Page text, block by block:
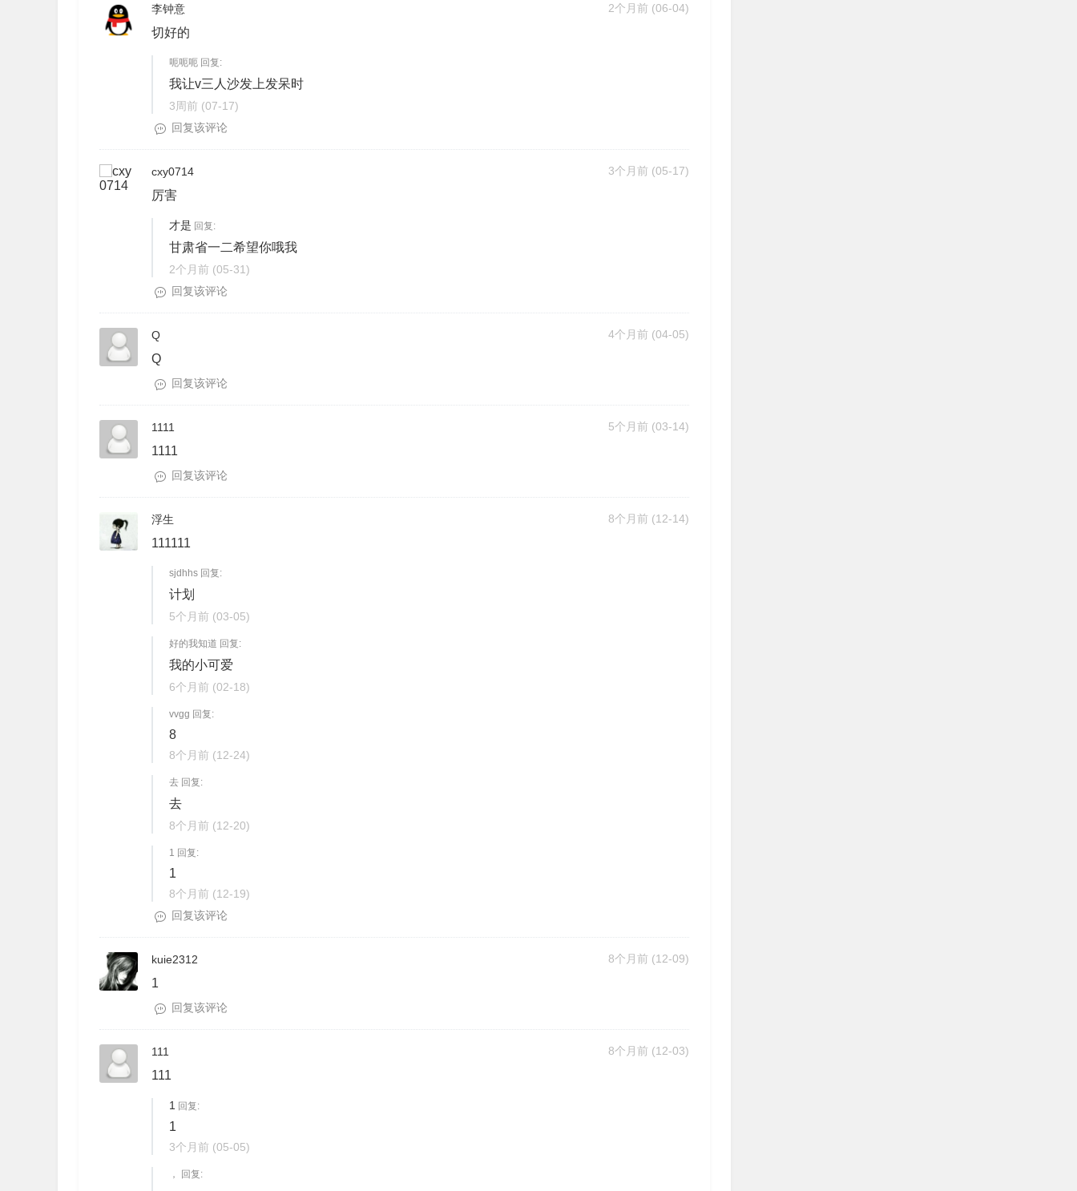
李钟意 2个月前 (06-04)
切好的
呃呃呃 回复:
我让v三人沙发上发呆时
3周前 (07-17)
回复该评论
cxy0714 3个月前 (05-17)
厉害
才是 回复:
甘肃省一二希望你哦我
2个月前 (05-31)
回复该评论
Q 4个月前 (04-05)
Q
回复该评论
1111 5个月前 (03-14)
1111
回复该评论
浮生 8个月前 (12-14)
111111
sjdhhs 回复:
计划
5个月前 (03-05)
好的我知道 回复:
我的小可爱
6个月前 (02-18)
vvgg 回复:
8
8个月前 (12-24)
去 回复:
去
8个月前 (12-20)
1 回复:
1
8个月前 (12-19)
回复该评论
kuie2312 8个月前 (12-09)
1
回复该评论
111 8个月前 (12-03)
111
1 回复:
1
3个月前 (05-05)
， 回复: